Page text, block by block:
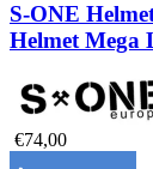
S-ONE
Helmet Mega
€74,00